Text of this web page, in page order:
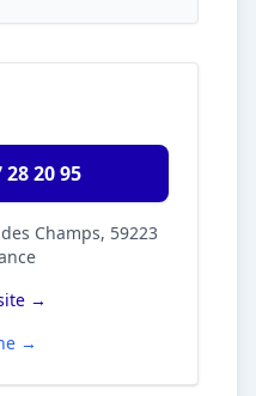
28 20 95
Champs, 59223
→
→